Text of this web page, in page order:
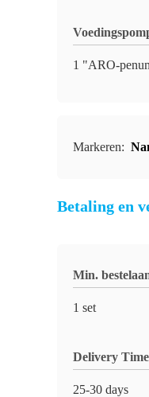
1 "ARO-
Markeren:
Betaling en
Min.
1 set
Delivery Time
25-30 days